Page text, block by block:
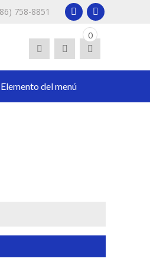
758-8851
0
Elemento del menú